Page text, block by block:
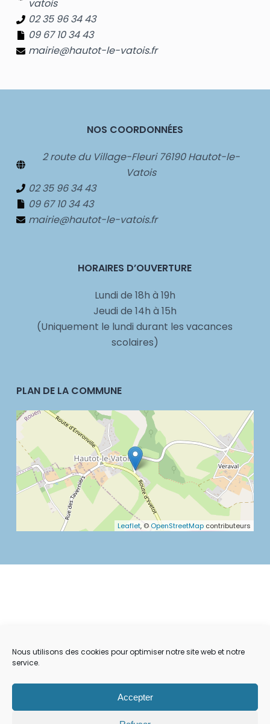
Nous utilisons des cookies pour optimiser notre site web et notre
service.
Accepter
vatois
02 35 96 34 43
09 67 10 34 43
mairie@hautot-le-vatois.fr
NOS COORDONNÉES
2 route du Village-Fleuri 76190 Hautot-le-
Vatois
02 35 96 34 43
09 67 10 34 43
mairie@hautot-le-vatois.fr
HORAIRES D’OUVERTURE
Lundi de 18h à 19h
Jeudi de 14h à 15h
(Uniquement le lundi durant les vacances
scolaires)
PLAN DE LA COMMUNE
Leaflet, © OpenStreetMap contributeurs